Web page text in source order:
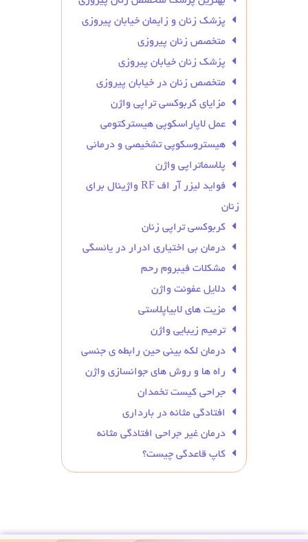
پزشک زنان و زایمان خیابان پیروزی
متخصص زنان پیروزی
پزشک زنان خیابان پیروزی
متخصص زنان در خیابان پیروزی
مزایای کربوکسی تراپی واژن
عمل لاپاراسکوپی هیسترکتومی
هیستروسکوپی تشخیصی و درمانی
پلاسماتراپی واژن
فواید لیزر آر اف RF واژینال برای
زنان
کربوکسی تراپی زنان
درمان بی‌ اختیاری ادرار در یائسگی
مشکلات فیبروم رحم
دلایل عفونت واژن
مزیت های لابیاپلاستی
ترمیم زیبایی واژن
درمان لکه بینی حین رابطه ی جنسی
راه ها و روش های جوانسازی واژن
جراحی کیست تخمدان
افتادگی مثانه در بارداری
درمان غیر جراحی افتادگی مثانه
کاپ قاعدگی چیست؟